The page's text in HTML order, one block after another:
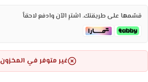
قسّمها على طريقتك. اشترِ الآن وادفع لاحقاً
غير متوفر في المخزون